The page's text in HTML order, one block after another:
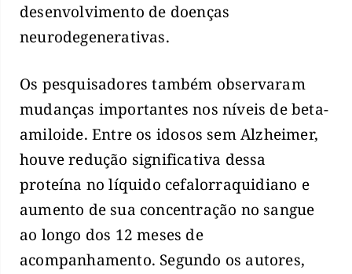
desenvolvimento de doenças
neurodegenerativas.
Os pesquisadores também observaram
mudanças importantes nos níveis de beta-
amiloide. Entre os idosos sem Alzheimer,
houve redução significativa dessa
proteína no líquido cefalorraquidiano e
aumento de sua concentração no sangue
ao longo dos 12 meses de
acompanhamento. Segundo os autores,